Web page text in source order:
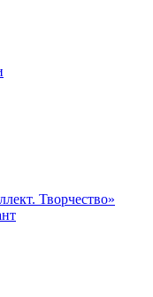
Творчество»